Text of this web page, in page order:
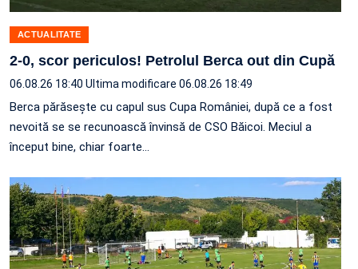
ACTUALITATE
2-0, scor periculos! Petrolul Berca out din Cupă
06.08.26 18:40 Ultima modificare 06.08.26 18:49
Berca părăsește cu capul sus Cupa României, după ce a fost
nevoită se se recunoască învinsă de CSO Băicoi. Meciul a
început bine, chiar foarte…